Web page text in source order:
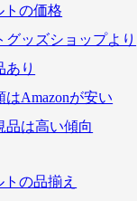
トの価格
グッズショップより
あり
はAmazonが安い
品は高い傾向
トの品揃え